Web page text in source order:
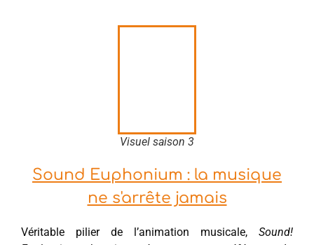
Visuel saison 3
Sound Euphonium : la musique
ne s'arrête jamais
Véritable pilier de l’animation musicale, Sound!